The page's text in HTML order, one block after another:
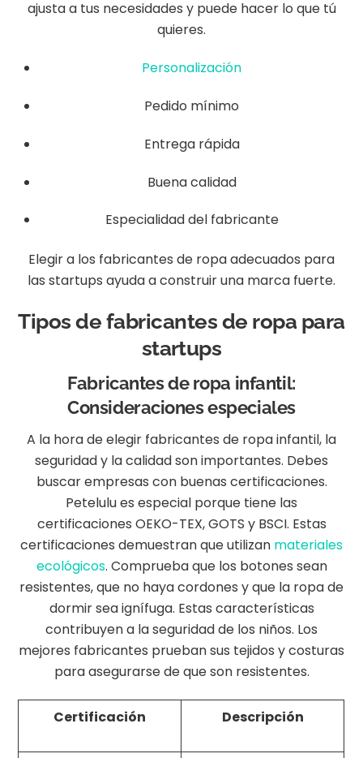
ajusta a tus necesidades y puede hacer lo que tú
quieres.
Personalización
Pedido mínimo
Entrega rápida
Buena calidad
Especialidad del fabricante
Elegir a los fabricantes de ropa adecuados para
las startups ayuda a construir una marca fuerte.
Tipos de fabricantes de ropa para
startups
Fabricantes de ropa infantil:
Consideraciones especiales
A la hora de elegir fabricantes de ropa infantil, la
seguridad y la calidad son importantes. Debes
buscar empresas con buenas certificaciones.
Petelulu es especial porque tiene las
certificaciones OEKO-TEX, GOTS y BSCI. Estas
certificaciones demuestran que utilizan materiales
ecológicos. Comprueba que los botones sean
resistentes, que no haya cordones y que la ropa de
dormir sea ignífuga. Estas características
contribuyen a la seguridad de los niños. Los
mejores fabricantes prueban sus tejidos y costuras
para asegurarse de que son resistentes.
Certificación Descripción